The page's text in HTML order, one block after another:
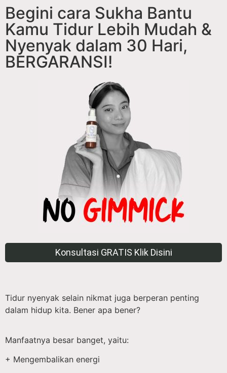
Begini cara Sukha Bantu
Kamu Tidur Lebih Mudah &
Nyenyak dalam 30 Hari,
BERGARANSI!
Konsultasi GRATIS Klik Disini
Tidur nyenyak selain nikmat juga berperan penting
dalam hidup kita. Bener apa bener?
Manfaatnya besar banget, yaitu:
+ Mengembalikan energi